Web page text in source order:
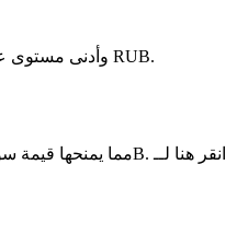
في آخر 24 ساعة، تقلب السعر بنسبة 0.26%، حيث وصل إلى أعلى مستوى عند ₽0 RUB وأدنى مستوى عند ₽0 RUB.
LBT هو عملة مشفرة مبنية على سلسلة الكتل الخاصة بـ Lawblocks. لديها عرض أقصى قدره 1B، مع إجمالي عرض حالي قدره 1B وعرض متداول قدره 245M، مما يمنحها قيمة سوقية قدرها 5.95B. انقر هنا لــ